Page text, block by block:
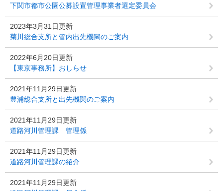
下関市都市公園公募設置管理事業者選定委員会
2023年3月31日更新
菊川総合支所と管内出先機関のご案内
2022年6月20日更新
【東京事務所】おしらせ
2021年11月29日更新
豊浦総合支所と出先機関のご案内
2021年11月29日更新
道路河川管理課 管理係
2021年11月29日更新
道路河川管理課の紹介
2021年11月29日更新